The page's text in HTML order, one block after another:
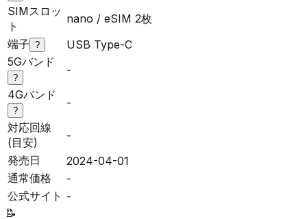
SIMスロッ
ト
nano / eSIM 2枚
端子 ?
USB Type-C
5Gバンド
?
-
4Gバンド
?
-
対応回線
(目安)
-
発売日
2024-04-01
通常価格
-
公式サイト -
📝